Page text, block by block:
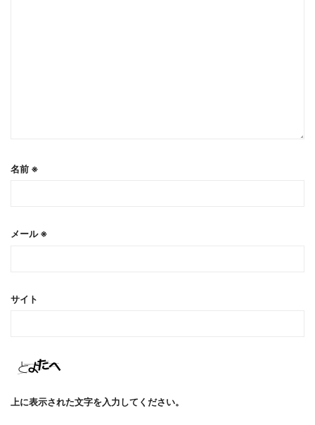
名前 ※
メール※
サイト
上に表示された文字を入力してください。